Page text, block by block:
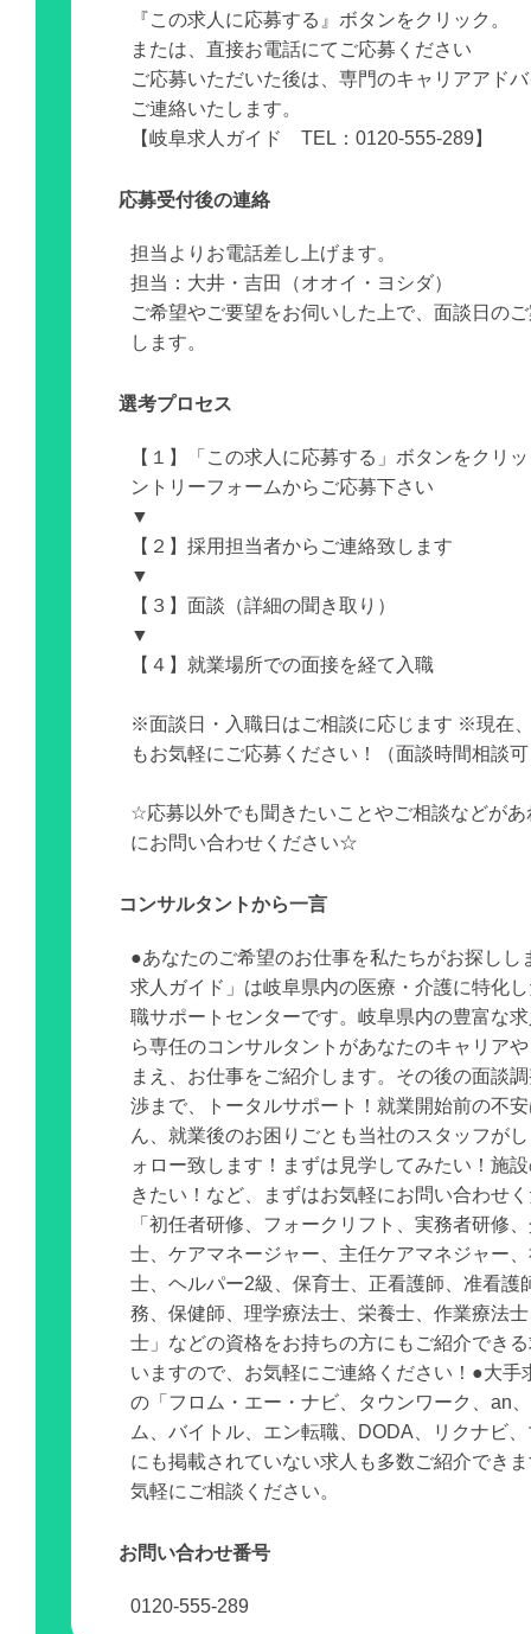
『この求人に応募する』ボタンをクリック。
または、直接お電話にてご応募ください
ご応募いただいた後は、専門のキャリアアド
ご連絡いたします。
【岐阜求人ガイド TEL：0120-555-289】
応募受付後の連絡
担当よりお電話差し上げます。
担当：大井・吉田（オオイ・ヨシダ）
ご希望やご要望をお伺いした上で、面談日の
します。
選考プロセス
【１】「この求人に応募する」ボタンをクリ
ントリーフォームからご応募下さい
▼
【２】採用担当者からご連絡致します
▼
【３】面談（詳細の聞き取り）
▼
【４】就業場所での面接を経て入職
※面談日・入職日はご相談に応じます ※現在
もお気軽にご応募ください！（面談時間相談
☆応募以外でも聞きたいことやご相談などがあ
にお問い合わせください☆
コンサルタントから一言
●あなたのご希望のお仕事を私たちがお探しし
求人ガイド」は岐阜県内の医療・介護に特化
職サポートセンターです。岐阜県内の豊富な
ら専任のコンサルタントがあなたのキャリア
まえ、お仕事をご紹介します。その後の面談
渉まで、トータルサポート！就業開始前の不
ん、就業後のお困りごとも当社のスタッフが
ォロー致します！まずは見学してみたい！施
きたい！など、まずはお気軽にお問い合わせ
「初任者研修、フォークリフト、実務者研修
士、ケアマネージャー、主任ケアマネジャー
士、ヘルパー2級、保育士、正看護師、准看護
務、保健師、理学療法士、栄養士、作業療法
士」などの資格をお持ちの方にもご紹介でき
いますので、お気軽にご連絡ください！●大手
の「フロム・エー・ナビ、タウンワーク、an
ム、バイトル、エン転職、DODA、リクナビ
にも掲載されていない求人も多数ご紹介でき
気軽にご相談ください。
お問い合わせ番号
0120-555-289